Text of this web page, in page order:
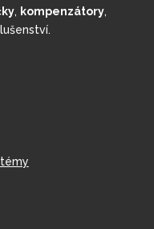
, kompenzátory,